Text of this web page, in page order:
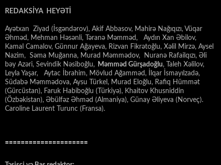
REDAKSİYA HEYƏTİ
Ayətxan Ziyad (İsgəndərov), Akif Abbasov, Mahirə Nağıqızı, Vüqar
Əhməd, Mehman Həsənli, Təranə Məmməd, Aydın Xan Əbilov,
Kamal Camalov, Günnur Ağayeva, Rizvan Fikrətoğlu, Xəlil Mirzə, Aysel
Nazim, Səma Muğanna, Murad Məmmədov, Nuranə Rafailqızı, Əli
bəy Azəri, Sevindik Nəsiboğlu, Məmməd Gürşadoğlu, Taleh Xəlilov,
Leyla Yaşar, Aytac İbrahim, Mövlud Ağamməd, İlqar İsmayılzadə,
Südabə Məmmədova, Aysu Türkel, Murad Eloğlu, Rafiq Hümmət
(Gürcüstan), Faruk Habiboğlu (Türkiyə), Khaitov Khusniddin
(Özbəkistan), Əbülfəz Əhməd (Almaniya), Günay Əliyeva (Norveç).
Caroline Laurent Turunc (Fransa).
=====================